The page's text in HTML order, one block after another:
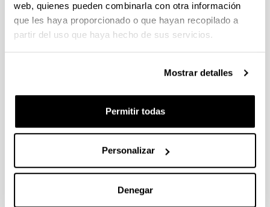
web, quienes pueden combinarla con otra información
que les haya proporcionado o que hayan recopilado a
partir del uso que haya hecho de sus servicios.
Mostrar detalles
Permitir todas
Personalizar
Denegar
Plazo de presentación cerrado: 12/06/2023 -
30/06/2023 23:59
Se ha publicado la convocatoria. Las personas
Datos de contacto
Documentos
(Abre una nueva ventana)
Convocatoria(pdf, 984,88 Kb
(Abre una nueva ventana)
Bases reguladoras(pdf, 297,52Kb)
(Abre una nueva ventana)
Extracto(pdf, 156,35Kb)